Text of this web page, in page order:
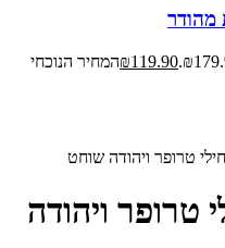
₪119.90
המחיר הנוכחי
טרופר ויהודה שוחט
טרופר ויהודה